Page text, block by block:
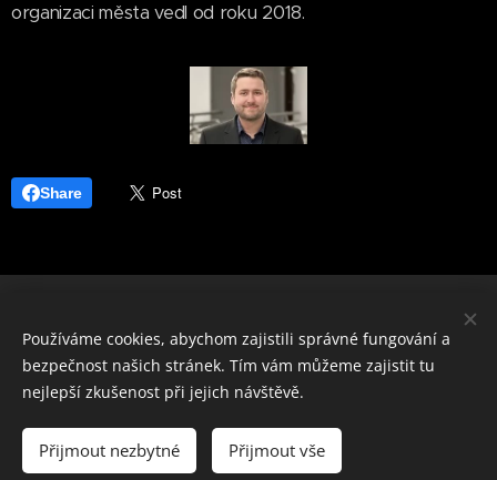
organizaci města vedl od roku 2018.
Share
Asociace profesionálních divadel České republiky
IČO 22682830
datová schránka i5e23dp
Čeština
Používáme cookies, abychom zajistili správné fungování a
bezpečnost našich stránek. Tím vám můžeme zajistit tu
nejlepší zkušenost při jejich návštěvě.
Přijmout nezbytné Přijmout vše